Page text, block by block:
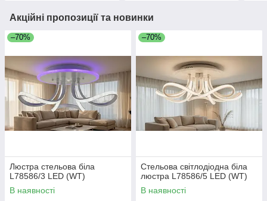
Акційні пропозиції та новинки
–70%
Люстра стельова біла
L78586/3 LED (WT)
В наявності
–70%
Стельова світлодіодна біла
люстра L78586/5 LED (WT)
В наявності